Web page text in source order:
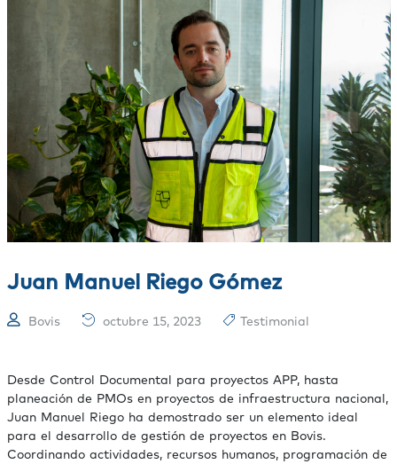
Juan Manuel Riego Gómez
Bovis octubre 15, 2023 Testimonial
Desde Control Documental para proyectos APP, hasta
planeación de PMOs en proyectos de infraestructura nacional,
Juan Manuel Riego ha demostrado ser un elemento ideal
para el desarrollo de gestión de proyectos en Bovis.
Coordinando actividades, recursos humanos, programación de